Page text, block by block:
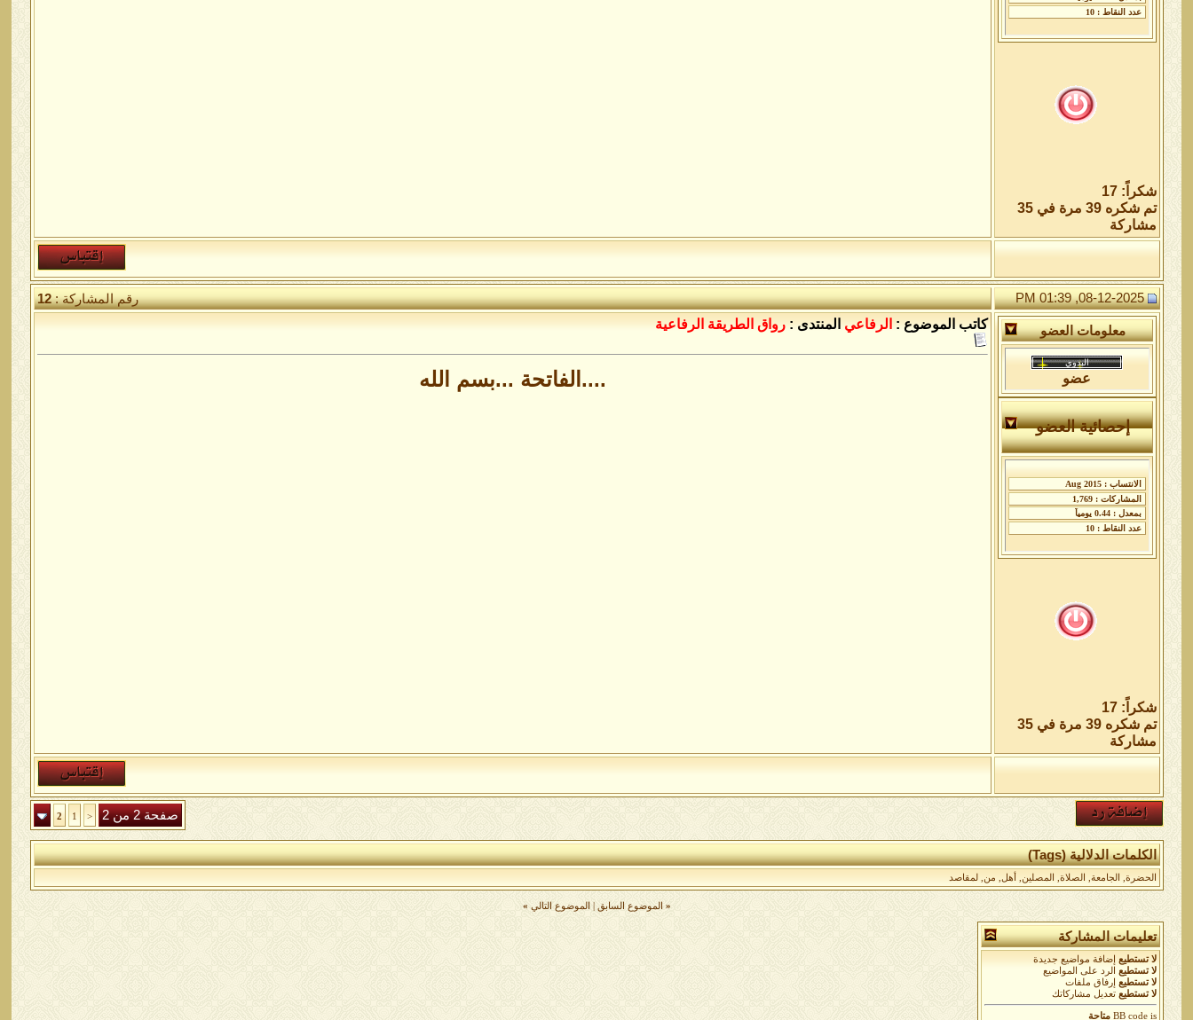
شكراً: 17
تم شكره 39 مرة في 35
مشاركة
08-12-2025, 01:39 PM رقم المشاركة :12
معلومات العضو
عضو
إحصائية العضو
شكراً: 17
تم شكره 39 مرة في 35
مشاركة
كاتب الموضوع : الرفاعي المنتدى : رواق الطريقة الرفاعية
....الفاتحة ...بسم الله
صفحة 2 من 2 <
1
2
الكلمات الدلالية (Tags)
الحضرة الجامعة الصلاة المصلين أهل من ,لمقاصد
« الموضوع السابق الموضوع التالي »
تعليمات المشاركة
لا تستطيع
إضافة مواضيع جديدة
لا تستطيع
الرد على المواضيع
لا تستطيع
إرفاق ملفات
لا تستطيع تعديل مشاركاتك
BB codeis
متاحة